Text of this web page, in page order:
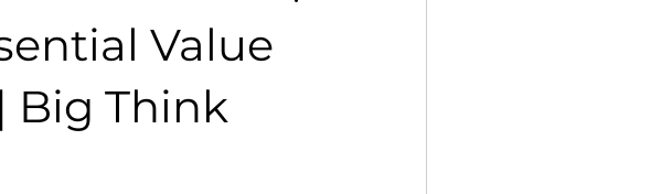
Science Society
Value
Big Think